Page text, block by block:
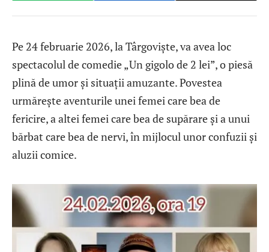
Pe 24 februarie 2026, la Târgoviște, va avea loc
spectacolul de comedie „Un gigolo de 2 lei”, o piesă
plină de umor și situații amuzante. Povestea
urmărește aventurile unei femei care bea de
fericire, a altei femei care bea de supărare și a unui
bărbat care bea de nervi, în mijlocul unor confuzii și
aluzii comice.